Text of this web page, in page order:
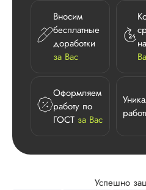
Вносим
бесплатные
доработки
за Вас
Оформляем
работу по
ГОСТ за Вас
Успешно